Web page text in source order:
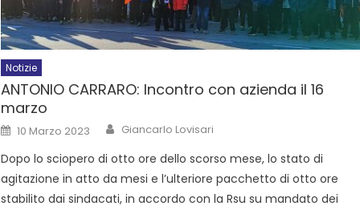
Notizie
ANTONIO CARRARO: Incontro con azienda il 16
marzo
10 Marzo 2023 Giancarlo Lovisari
Dopo lo sciopero di otto ore dello scorso mese, lo stato di
agitazione in atto da mesi e l’ulteriore pacchetto di otto ore
stabilito dai sindacati, in accordo con la Rsu su mandato dei